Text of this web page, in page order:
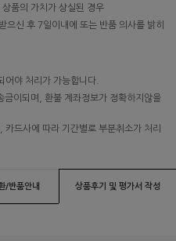
품의 가치가 상실된 경우
으신 후 7일이내에 또는 반품 의사를 밝히
어야 처리가 가능합니다.
이되며, 환불 계좌정보가 정확하지않을
드사에 따라 기간별로 부분취소가 처리
/반품안내 상품후기 및 평가서 작성